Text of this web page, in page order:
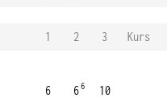
1 2 3
Kurs
6
66
10